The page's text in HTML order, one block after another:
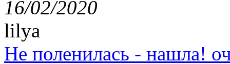
16/02/2020
lilya
Не поленилась - нашла!